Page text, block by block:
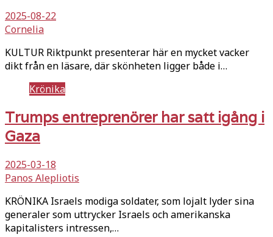
2025-08-22
Cornelia
KULTUR Riktpunkt presenterar här en mycket vacker
dikt från en läsare, där skönheten ligger både i…
Krönika
Trumps entreprenörer har satt igång i
Gaza
2025-03-18
Panos Alepliotis
KRÖNIKA Israels modiga soldater, som lojalt lyder sina
generaler som uttrycker Israels och amerikanska
kapitalisters intressen,…